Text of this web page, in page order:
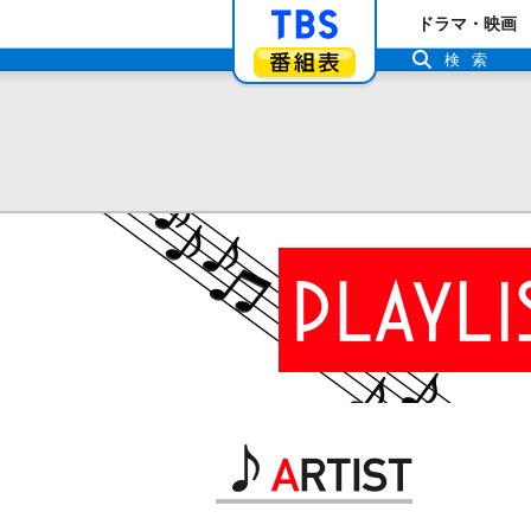
「TBSテレビ」ト
番組表
ドラマ・映画
検索